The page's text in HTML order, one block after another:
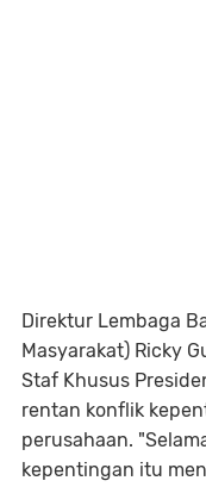
Direktur Lembaga
Masyarakat) Ricky
Staf Khusus
rentan konflik
perusahaan.
kepentingan itu